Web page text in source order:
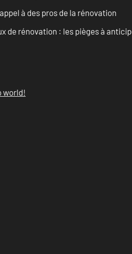
à des pros de la rénovation
de rénovation : les pièges à
world!